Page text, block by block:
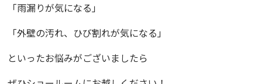
「雨漏りが気になる」
「外壁の汚れ、ひび割れが気になる」
といったお悩みがございましたら